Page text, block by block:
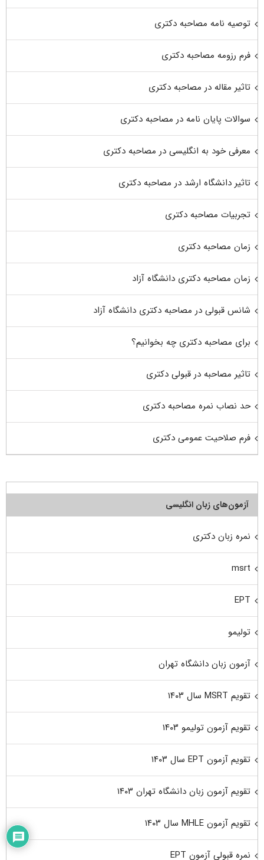
توصیه نامه مصاحبه دکتری
فرم رزومه مصاحبه دکتری
تاثیر مقاله در مصاحبه دکتری
سوالات پایان نامه در مصاحبه دکتری
معرفی خود به انگلیسی در مصاحبه دکتری
تاثیر دانشگاه ارشد در مصاحبه دکتری
تجربیات مصاحبه دکتری
زمان مصاحبه دکتری
زمان مصاحبه دکتری دانشگاه آزاد
شانس قبولی در مصاحبه دکتری دانشگاه آزاد
برای مصاحبه دکتری چه بخوانیم؟
تاثیر مصاحبه در قبولی دکتری
حد نصاب نمره مصاحبه دکتری
فرم صلاحیت عمومی دکتری
آزمون‌های زبان انگلیسی
نمره زبان دکتری
msrt
EPT
تولیمو
آزمون زبان دانشگاه تهران
تقویم MSRT سال ۱۴۰۳
تقویم آزمون تولیمو ۱۴۰۳
تقویم آزمون EPT سال ۱۴۰۳
تقویم آزمون زبان دانشگاه تهران ۱۴۰۳
تقویم آزمون MHLE سال ۱۴۰۳
نمره قبولی آزمون EPT